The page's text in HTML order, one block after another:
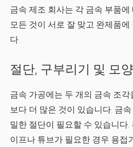
금속 제조 회사는 각 금속 부품
모든 것이 서로 잘 맞고 완제품
다.
절단, 구부리기 및 모
금속 가공에는 두 개의 금속 조
보다 더 많은 것이 있습니다. 금
밀한 절단이 필요할 수 있습니다
이프나 튜브가 필요한 경우 용접